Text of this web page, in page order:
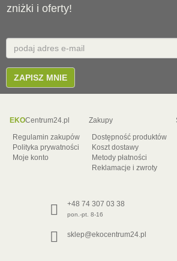
zniżki i oferty!
Email
E-
mail
ZAPISZ MNIE
EKOCentrum24.pl
Regulamin zakupów
Polityka prywatności
Moje konto
Zakupy
Dostępność produktów
Koszt dostawy
Metody płatności
Reklamacje i zwroty
+48 74 307 03 38
pon.-pt. 8-16
sklep@ekocentrum24.pl